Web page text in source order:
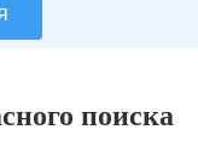
поиска